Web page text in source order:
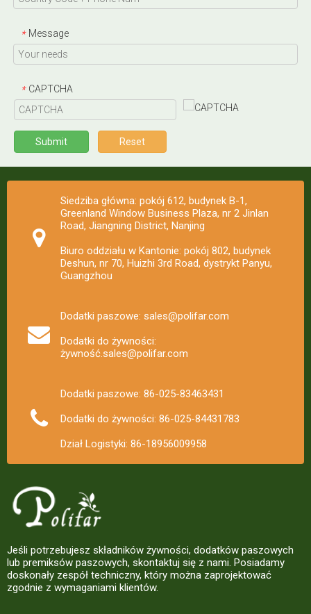
* Message
* CAPTCHA
Submit Reset
Siedziba główna: pokój 612, budynek B-1,
Greenland Window Business Plaza, nr 2 Jinlan
Road, Jiangning District, Nanjing
Biuro oddziału w Kantonie: pokój 802, budynek
Deshun, nr 70, Huizhi 3rd Road, dystrykt Panyu,
Guangzhou
Dodatki paszowe: sales@polifar.com
Dodatki do żywności:
żywność.sales@polifar.com
Dodatki paszowe: 86-025-83463431
Dodatki do żywności: 86-025-84431783
Dział Logistyki: 86-18956009958
Jeśli potrzebujesz składników żywności, dodatków paszowych
lub premiksów paszowych, skontaktuj się z nami. Posiadamy
doskonały zespół techniczny, który można zaprojektować
zgodnie z wymaganiami klientów.